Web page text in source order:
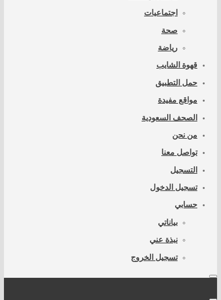
اجتماعيات
صحة
رياضة
قهوة الشايب
حمل التطبيق
مواقع مفيدة
الصحف السعودية
من نحن
تواصل معنا
التسجيل
تسجيل الدخول
حسابي
بياناتي
نبذة عني
تسجيل الخروج